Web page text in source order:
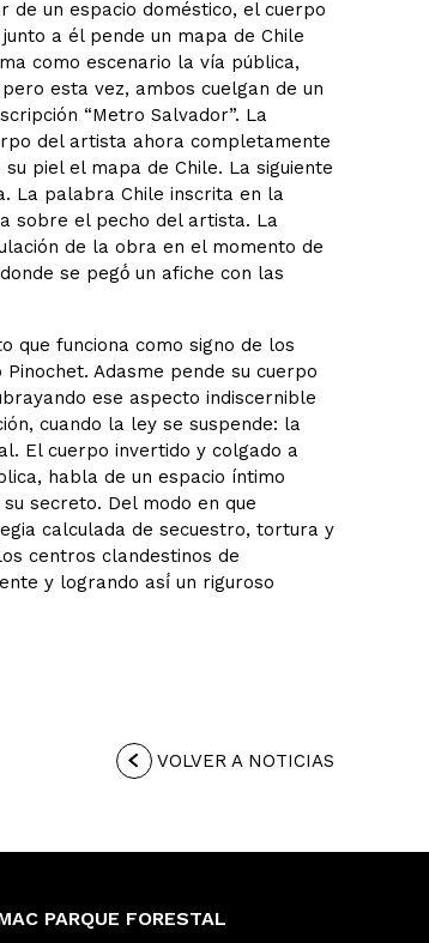
de un espacio doméstico, el cuerpo
a él pende un mapa de Chile
como escenario la vía pública,
esta vez, ambos cuelgan de un
“Metro Salvador”. La
del artista ahora completamente
piel el mapa de Chile. La siguiente
La palabra Chile inscrita en la
sobre el pecho del artista. La
de la obra en el momento de
se pegó́ un afiche con las
que funciona como signo de los
Adasme pende su cuerpo
ese aspecto indiscernible
cuando la ley se suspende: la
El cuerpo invertido y colgado a
habla de un espacio íntimo
secreto. Del modo en que
calculada de secuestro, tortura y
centros clandestinos de
y logrando así́ un riguroso
VOLVER A NOTICIAS
PARQUE FORESTAL